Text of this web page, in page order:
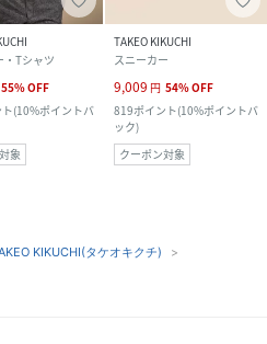
・Tシャツ
55%OFF
(10%ポイントバ
象
TAKEO KIKUCHI
スニーカー
9,009 円 54%OFF
819ポイント(10%ポイントバ
ック)
クーポン対象
KIKUCHI(タケオキクチ)